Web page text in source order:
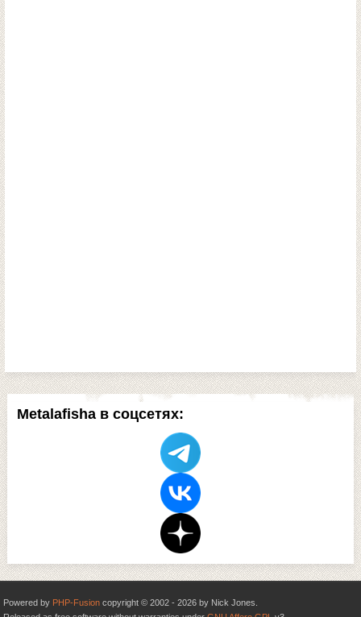
Metalafisha в соцсетях:
Powered by PHP-Fusion copyright © 2002 - 2026 by Nick Jones.